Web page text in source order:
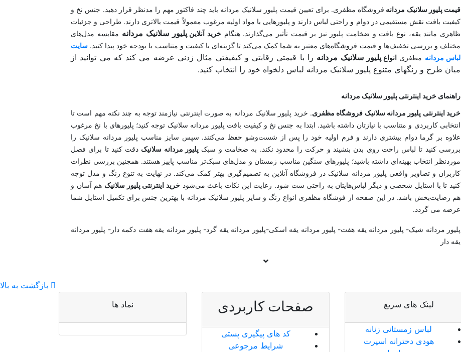
قیمت پلیور سلانیک مردانه فروشگاه مظفری. برای تعیین قیمت پلیور سلانیک مردانه باید چند فاکتور مهم را مدنظر قرار دهید. جنس نخ و
کیفیت بافت نقش مستقیمی در دوام و راحتی لباس دارند و پلیورهایی با مواد اولیه مرغوب معمولاً قیمت بالاتری دارند. طراحی و جزئیات
ظاهری مانند یقه، نوع بافت و ضخامت پلیور نیز بر قیمت تأثیر می‌گذارند. هنگامخرید آنلاینپلیور سلانیک مردانه مقایسه مدل‌های
مختلف و بررسی تخفیف‌ها و قیمت فروشگاه‌های معتبر به شما کمک می‌کند تا گزینه‌ای با کیفیت و متناسب با بودجه خود پیدا کنید. سایت
لباس مردانه مظفری انواعپلیور سلانیک مردانه را با قیمتی رقابتی و کیفیفتی مثال زدنی عرضه می کند که می توانید از
میان طرح و رنگهای متنوع پلیور سلانیک مردانه لباس دلخواه خود را انتخاب کنید.
راهنمای خرید اینترنتی پلیور سلانیک مردانه
خرید اینترنتی پلیور مردانه سلانیک فروشگاه مظفری. خرید پلیور سلانیک مردانه به صورت اینترنتی نیازمند توجه به چند نکته مهم است تا
انتخابی کاربردی و متناسب با نیازتان داشته باشید. ابتدا به جنس نخ و کیفیت بافت پلیور مردانه سلانیک توجه کنید؛ پلیورهای با نخ مرغوب
علاوه بر گرما دوام بیشتری دارند و فرم اولیه خود را پس از شست‌وشو حفظ می‌کنند. سپس سایز مناسب پلیور مردانه سلانیک را
بررسی کنید تا لباس راحت روی بدن بنشیند و حرکت را محدود نکند. به ضخامت و سبک پلیور مردانه سلانیک دقت کنید تا برای فصل
موردنظر انتخاب بهینه‌ای داشته باشید؛ پلیورهای سنگین مناسب زمستان و مدل‌های سبک‌تر مناسب پاییز هستند. همچنین بررسی نظرات
کاربران و تصاویر واقعی پلیور مردانه سلانیک در فروشگاه آنلاین به تصمیم‌گیری بهتر کمک می‌کند. در نهایت به تنوع رنگ و مدل توجه
کنید تا با استایل شخصی و دیگر لباس‌هایتان به راحتی ست شود. رعایت این نکات باعث می‌شودخرید اینترنتی پلیور سلانیک هم آسان و
هم رضایت‌بخش باشد. در این صفحه از فوشگاه مظفری انواع رنگ و سایز پلیور سلانیک مردانه با بهترین جنس برای تکمیل استایل شما
عرضه می گردد.
پلیور مردانه شیک- پلیور مردانه یقه هفت- پلیور مردانه یقه اسکی-پلیور مردانه یقه گرد- پلیور مردانه یقه هفت دکمه دار- پلیور مردانه
یقه دار
بازگشت به بالا
لینک های سریع
لباس زمستانی زنانه
هودی دخترانه اسپرت
صفحات کاربردی
کد های پیگیری پستی
شرایط مرجوعی
نماد ها